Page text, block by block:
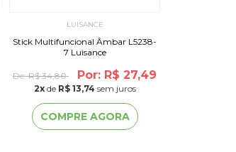
LUISANCE
Stick Multifuncional Âmbar L5238-
7 Luisance
De:R$ 34,80 Por: R$ 27,49
2xde R$ 13,74 sem juros
COMPRE AGORA